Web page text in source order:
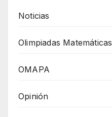
Noticias
Olimpiadas Matemáticas
OMAPA
Opinión